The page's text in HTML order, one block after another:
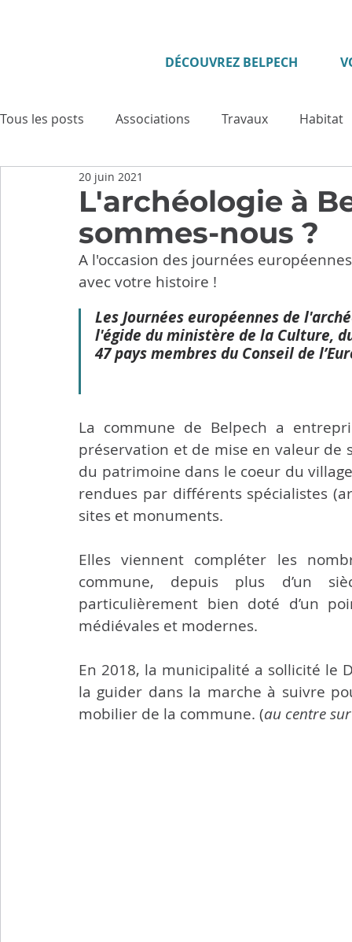
DÉCOUVREZ BELPECH
Tous les posts Associations Travaux Habitat
Enfance - Jeunesse
Tourisme Vie municipale
Cadre de vie Cérémonies Solidarité
Flash info municipal
L'archéologie à
sommes-nous ?
20 juin 2021
A l'occasion des journées
avec votre histoire !
Les Journées européennes de
l'égide du ministère de la Culture,
47 pays membres du Conseil de
La commune de Belpech a
préservation et de mise en valeur
du patrimoine dans le coeur du
rendues par différents spécialistes
sites et monuments.
Elles viennent compléter les
commune, depuis plus d’un
particulièrement bien doté d’un
médiévales et modernes.
En 2018, la municipalité a sollicité le
la guider dans la marche à suivre
mobilier de la commune. (au centre